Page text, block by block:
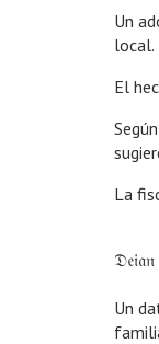
Un
local.
El
La
Un